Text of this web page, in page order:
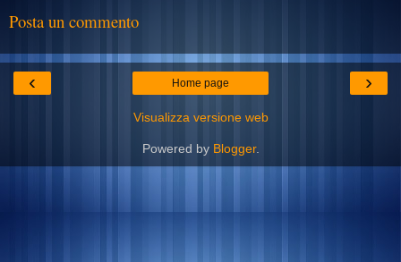
Posta un commento
‹ ›
Home page
Visualizza versione web
Powered by Blogger.